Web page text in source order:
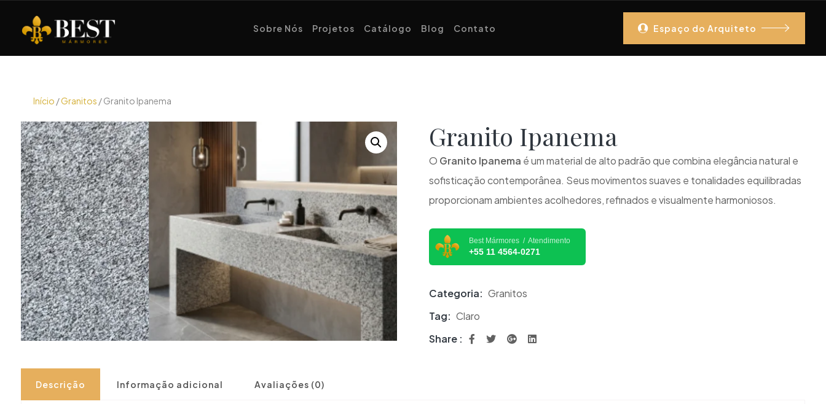
Sobre Nós Projetos Catálogo Blog Contato Espaço do Arquiteto
Início /Granitos / Granito Ipanema
Granito Ipanema
O Granito Ipanema é um material de alto padrão que combina elegância natural e
sofisticação contemporânea. Seus movimentos suaves e tonalidades equilibradas
proporcionam ambientes acolhedores, refinados e visualmente harmoniosos.
Best Mármores / Atendimento
+55 11 4564-0271
Categoria: Granitos
Tag: Claro
Share :
Descrição Informação adicional Avaliações (0)